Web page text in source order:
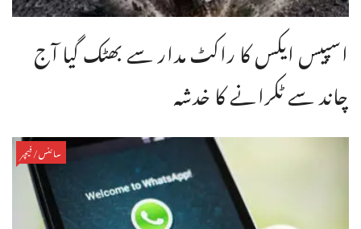
اسپیس ایکس کا راکٹ مدار سے بھٹک گیا آج
چاند سے ٹکرانے کا خدشہ
سائنس/فیچر